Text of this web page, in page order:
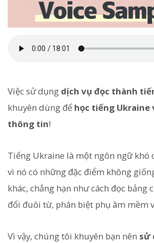
Việc sử dụng dịch vụ đọc thành
khuyên dùng để học tiếng Ukraine
thông tin!
Tiếng Ukraine là một ngôn ngữ khó
vì nó có những đặc điểm không
khác, chẳng hạn như cách đọc bảng
đổi đuôi từ, phân biệt phụ âm mềm
Vì vậy, chúng tôi khuyên bạn nên sử